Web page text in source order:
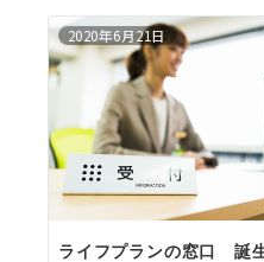
2020年6月21日
ライフプランの窓口 誕